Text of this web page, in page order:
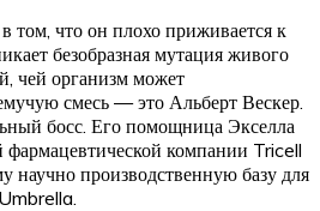
том, что он плохо приживается к
безобразная мутация живого
чей организм может
смесь — это Альберт Вескер.
босс. Его помощница Экселла
компании Tricell
научно производственную базу для